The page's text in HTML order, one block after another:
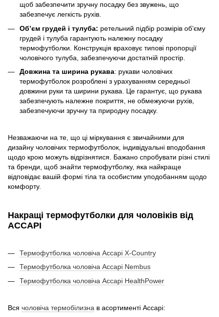
щоб забезпечити зручну посадку без звужень, що
забезпечує легкість рухів.
Об’єм грудей і тулуба: ретельний підбір розмірів об’єму
грудей і тулуба гарантують належну посадку
термофутболки. Конструкція враховує типові пропорції
чоловічого тулуба, забезпечуючи достатній простір.
Довжина та ширина рукава: рукави чоловічих
термофутболок розроблені з урахуванням середньої
довжини руки та ширини рукава. Це гарантує, що рукава
забезпечують належне покриття, не обмежуючи рухів,
забезпечуючи зручну та природну посадку.
Незважаючи на те, що ці міркування є звичайними для
дизайну чоловічих термофутболок, індивідуальні вподобання
щодо крою можуть відрізнятися. Бажано спробувати різні стилі
та бренди, щоб знайти термофутболку, яка найкраще
відповідає вашій формі тіла та особистим уподобанням щодо
комфорту.
Накращі термофутболки для чоловіків від
ACCAPI
Термофутболка чоловіча Accapi X-Country
Термофутболка чоловіча Accapi Nembus
Термофутболка чоловіча Accapi HealthPower
Вся чоловіча термобілизна в асортименті Accapi: